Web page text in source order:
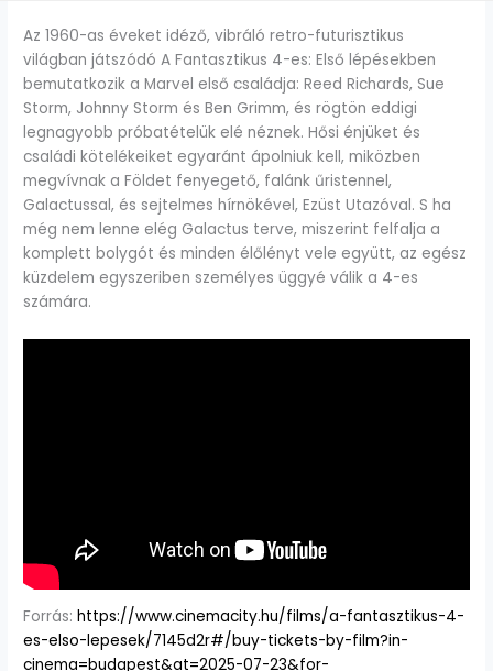
Az 1960-as éveket idéző, vibráló retro-futurisztikus
világban játszódó A Fantasztikus 4-es: Első lépésekben
bemutatkozik a Marvel első családja: Reed Richards, Sue
Storm, Johnny Storm és Ben Grimm, és rögtön eddigi
legnagyobb próbatételük elé néznek. Hősi énjüket és
családi kötelékeiket egyaránt ápolniuk kell, miközben
megvívnak a Földet fenyegető, falánk űristennel,
Galactussal, és sejtelmes hírnökével, Ezüst Utazóval. S ha
még nem lenne elég Galactus terve, miszerint felfalja a
komplett bolygót és minden élőlényt vele együtt, az egész
küzdelem egyszeriben személyes üggyé válik a 4-es
számára.
Forrás:https://www.cinemacity.hu/films/a-fantasztikus-4-
es-elso-lepesek/7145d2r#/buy-tickets-by-film?in-
cinema=budapest&at=2025-07-23&for-